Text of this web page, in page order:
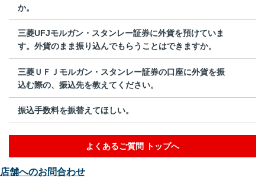
か。
三菱UFJモルガン・スタンレー証券に外貨を預けていま
す。外貨のまま振り込んでもらうことはできますか。
三菱ＵＦＪモルガン・スタンレー証券の口座に外貨を振
込む際の、振込先を教えてください。
振込手数料を振替えてほしい。
よくあるご質問 トップへ
店舗へのお問合わせ